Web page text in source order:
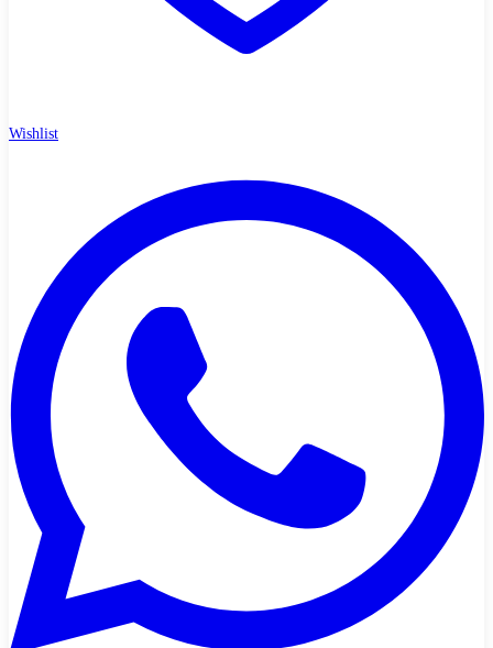
Wishlist